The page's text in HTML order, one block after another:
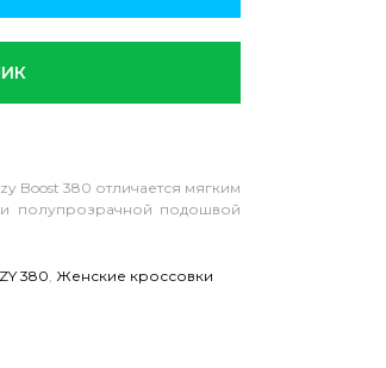
Boost 380 отличается мягким
полупрозрачной подошвой
380, Женские кроссовки